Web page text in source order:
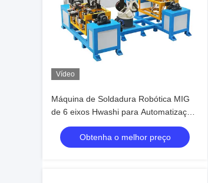
Vídeo
Máquina de Soldadura Robótica MIG
de 6 eixos Hwashi para Automatização
de Cadeiras e Móveis
Obtenha o melhor preço